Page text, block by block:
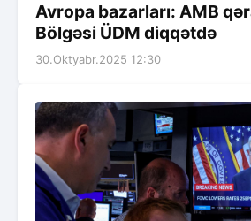
Avropa bazarları: AMB
Bölgəsi ÜDM diqqətdə
30.Oktyabr.2025 12:30